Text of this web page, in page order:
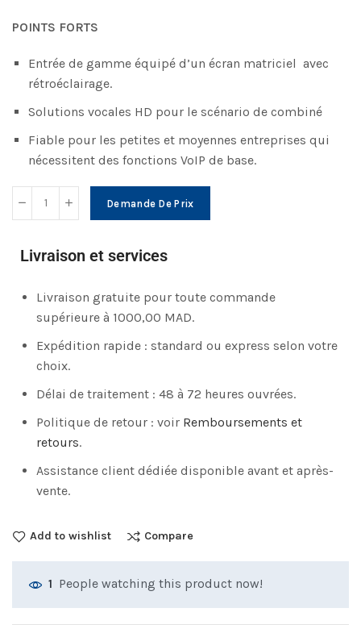
POINTS FORTS
Entrée de gamme équipé d’un écran matriciel avec
rétroéclairage.
Solutions vocales HD pour le scénario de combiné
Fiable pour les petites et moyennes entreprises qui
nécessitent des fonctions VoIP de base.
Demande De Prix
Livraison et services
Livraison gratuite pour toute commande
supérieure à 1000,00 MAD.
Expédition rapide : standard ou express selon votre
choix.
Délai de traitement : 48 à 72 heures ouvrées.
Politique de retour : voir Remboursements et
retours.
Assistance client dédiée disponible avant et après-
vente.
Add to wishlist Compare
1 People watching this product now!